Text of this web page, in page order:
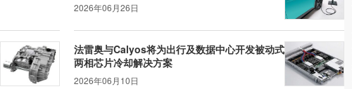
2026年06月26日
法雷奥与Calyos将为出行及数据中心开发被动式
两相芯片冷却解决方案
2026年06月10日